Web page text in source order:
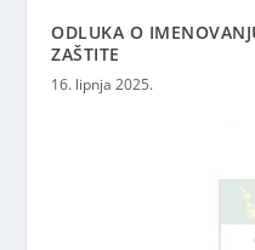
ODLUKA O
ZAŠTITE
16. lipnja 2025.